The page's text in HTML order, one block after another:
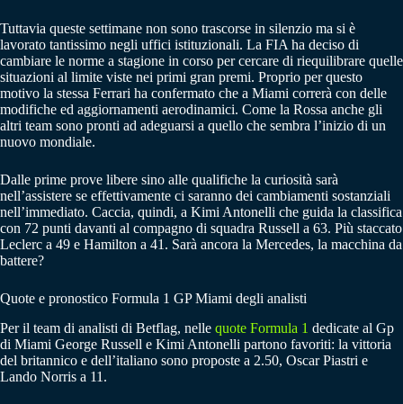
Tuttavia queste settimane non sono trascorse in silenzio ma si è
lavorato tantissimo negli uffici istituzionali. La FIA ha deciso di
cambiare le norme a stagione in corso per cercare di riequilibrare quelle
situazioni al limite viste nei primi gran premi. Proprio per questo
motivo la stessa Ferrari ha confermato che a Miami correrà con delle
modifiche ed aggiornamenti aerodinamici. Come la Rossa anche gli
altri team sono pronti ad adeguarsi a quello che sembra l’inizio di un
nuovo mondiale.
Dalle prime prove libere sino alle qualifiche la curiosità sarà
nell’assistere se effettivamente ci saranno dei cambiamenti sostanziali
nell’immediato. Caccia, quindi, a Kimi Antonelli che guida la classifica
con 72 punti davanti al compagno di squadra Russell a 63. Più staccato
Leclerc a 49 e Hamilton a 41. Sarà ancora la Mercedes, la macchina da
battere?
Quote e pronostico Formula 1 GP Miami degli analisti
Per il team di analisti di Betflag, nelle quote Formula 1 dedicate al Gp
di Miami George Russell e Kimi Antonelli partono favoriti: la vittoria
del britannico e dell’italiano sono proposte a 2.50, Oscar Piastri e
Lando Norris a 11.